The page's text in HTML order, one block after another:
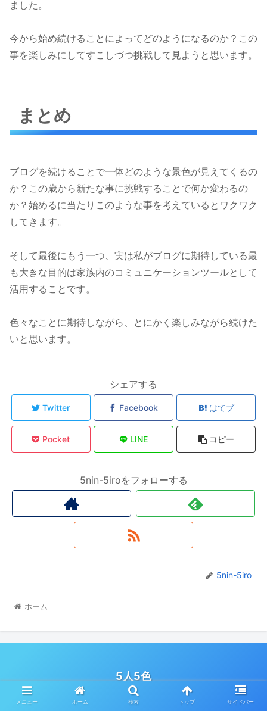
ました。
今から始め続けることによってどのようになるのか？この
事を楽しみにしてすこしづつ挑戦して見ようと思います。
まとめ
ブログを続けることで一体どのような景色が見えてくるの
か？この歳から新たな事に挑戦することで何か変わるの
か？始めるに当たりこのような事を考えているとワクワク
してきます。
そして最後にもう一つ、実は私がブログに期待している最
も大きな目的は家族内のコミュニケーションツールとして
活用することです。
色々なことに期待しながら、とにかく楽しみながら続けた
いと思います。
シェアする
Twitter Facebook はてブ
Pocket LINE コピー
5nin-5iroをフォローする
5nin-5iro
ホーム
5人5色
© 2022 5人5色.
メニュー ホーム 検索 トップ サイドバー